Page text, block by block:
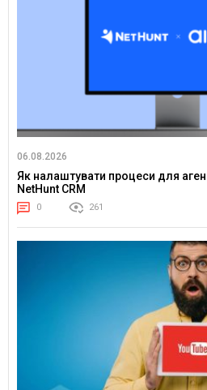
06.08.2026
Як налаштувати процеси для
NetHunt CRM
0 261